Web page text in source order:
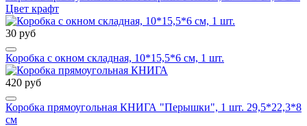
Цвет крафт
30 руб
Коробка с окном складная, 10*15,5*6 см, 1 шт.
420 руб
Коробка прямоугольная КНИГА "Перышки", 1 шт. 29,5*22,3*8
см